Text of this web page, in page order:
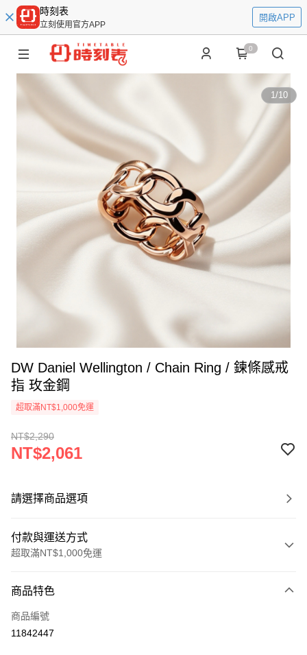
時刻表
立刻使用官方APP
開啟APP
0
1/10
DW Daniel Wellington / Chain Ring / 鍊條感戒
指 玫金鋼
超取滿NT$1,000免運
NT$2,290
NT$2,061
請選擇商品選項
付款與運送方式
超取滿NT$1,000免運
信用卡一次付款
信用卡分期付款
商品特色
商品編號
11842447